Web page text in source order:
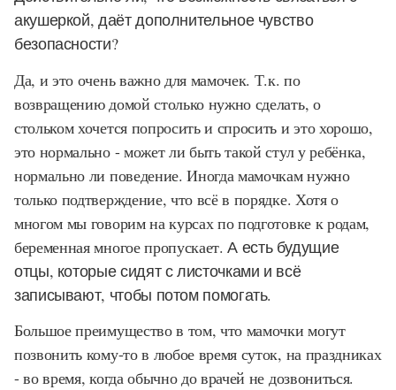
акушеркой, даёт дополнительное чувство
безопасности?
Да, и это очень важно для мамочек. Т.к. по
возвращению домой столько нужно сделать, о
стольком хочется попросить и спросить и это хорошо,
это нормально - может ли быть такой стул у ребёнка,
нормально ли поведение. Иногда мамочкам нужно
только подтверждение, что всё в порядке. Хотя о
многом мы говорим на курсах по подготовке к родам,
беременная многое пропускает. А есть будущие
отцы, которые сидят с листочками и всё
записывают, чтобы потом помогать.
Большое преимущество в том, что мамочки могут
позвонить кому-то в любое время суток, на праздниках
- во время, когда обычно до врачей не дозвониться.